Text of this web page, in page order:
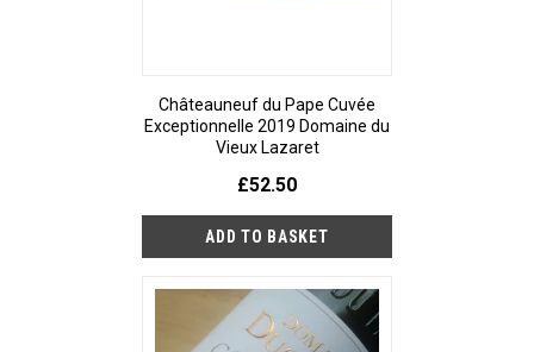
Châteauneuf du Pape Cuvée
Exceptionnelle 2019 Domaine du
Vieux Lazaret
£52.50